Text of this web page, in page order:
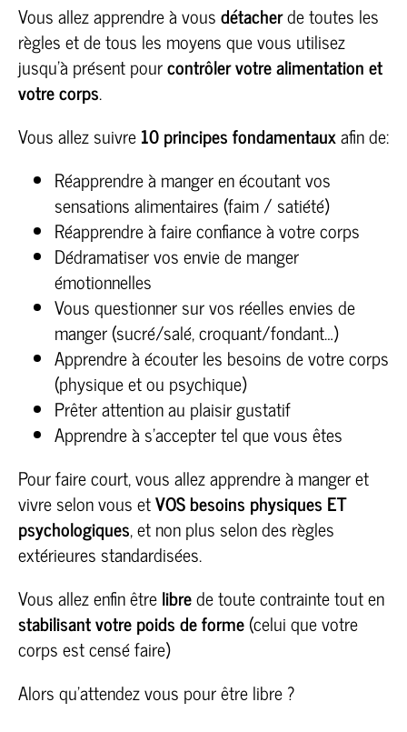
Vous allez apprendre à vousdétacherde toutes les
règles et de tous les moyens que vous utilisez
jusqu’à présent pourcontrôler votre alimentation et
votre corps.
Vous allez suivre10 principes fondamentauxafin de:
Réapprendre à manger en écoutant vos
sensations alimentaires (faim / satiété)
Réapprendre à faire confiance à votre corps
Dédramatiser vos envie de manger
émotionnelles
Vous questionner sur vos réelles envies de
manger (sucré/salé, croquant/fondant…)
Apprendre à écouter les besoins de votre corps
(physique et ou psychique)
Prêter attention au plaisir gustatif
Apprendre à s’accepter tel que vous êtes
Pour faire court, vous allez apprendre à manger et
vivre selon vous etVOS besoins physiques ET
psychologiques, et non plus selon des règles
extérieures standardisées.
Vous allez enfin êtrelibrede toute contrainte tout en
stabilisant votre poids de forme(celui que votre
corps est censé faire)
Alors qu’attendez vous pour être libre ?